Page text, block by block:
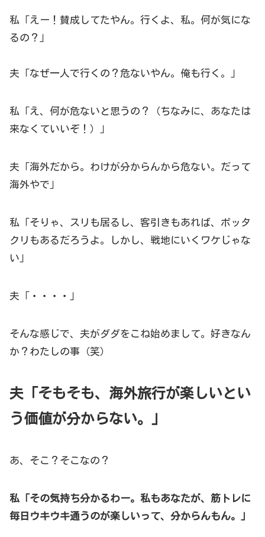
私「えー！賛成してたやん。行くよ、私。何が気にな
るの？」
夫「なぜ一人で行くの？危ないやん。俺も行く。」
私「え、何が危ないと思うの？（ちなみに、あなたは
来なくていいぞ！）」
夫「海外だから。わけが分からんから危ない。だって
海外やで」
私「そりゃ、スリも居るし、客引きもあれば、ボッタ
クリもあるだろうよ。しかし、戦地にいくワケじゃな
い」
夫「・・・・」
そんな感じで、夫がダダをこね始めまして。好きなん
か？わたしの事（笑）
夫「そもそも、海外旅行が楽しいとい
う価値が分からない。」
あ、そこ？そこなの？
私「その気持ち分かるわー。私もあなたが、筋トレに
毎日ウキウキ通うのが楽しいって、分からんもん。」